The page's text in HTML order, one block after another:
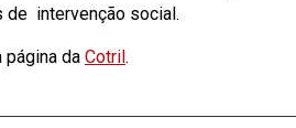
de intervenção social.
página da Cotril.